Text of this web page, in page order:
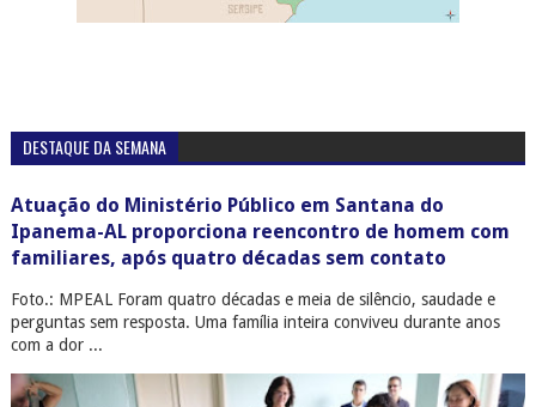
DESTAQUE DA SEMANA
Atuação do Ministério Público em Santana do
Ipanema-AL proporciona reencontro de homem com
familiares, após quatro décadas sem contato
Foto.: MPEAL Foram quatro décadas e meia de silêncio, saudade e
perguntas sem resposta. Uma família inteira conviveu durante anos
com a dor ...